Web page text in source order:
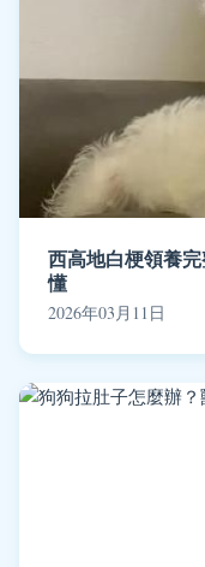
西高地白梗領養
懂
2026年03月11日